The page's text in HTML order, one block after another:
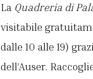
La Quadreria di
visitabile
dalle 10 alle 19)
dell’Auser.